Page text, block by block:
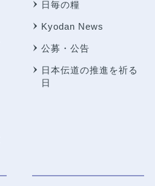
日毎の糧
Kyodan News
公募・公告
日本伝道の推進を祈る
日